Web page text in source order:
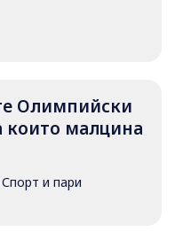
Олимпийски
които малцина
Спорт и пари